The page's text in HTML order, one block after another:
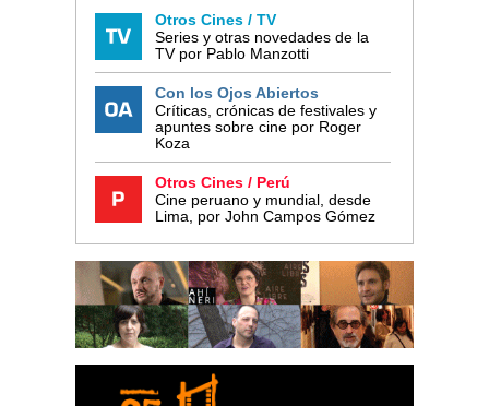
Otros Cines / TV
Series y otras novedades de la
TV por Pablo Manzotti
Con los Ojos Abiertos
Críticas, crónicas de festivales y
apuntes sobre cine por Roger
Koza
Otros Cines / Perú
Cine peruano y mundial, desde
Lima, por John Campos Gómez